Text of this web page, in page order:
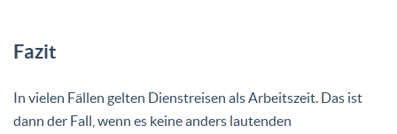
Fazit
In vielen Fällen gelten Dienstreisen als Arbeitszeit. Das ist
dann der Fall, wenn es keine anders lautenden